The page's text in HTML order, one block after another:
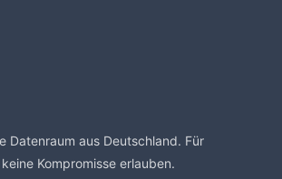
Datenraum aus Deutschland. Für
Kompromisse erlauben.